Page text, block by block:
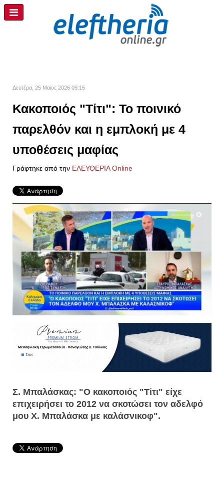
Δευτέρα, 25 Μαϊος 2026 09:15
Κακοποιός "Τίτι": Το ποινικό
παρελθόν και η εμπλοκή με 4
υποθέσεις μαφίας
Γράφτηκε από την ΕΛΕΥΘΕΡΙΑ Online
Σ. Μπαλάσκας: "Ο κακοποιός "Τίτι" είχε
επιχειρήσει το 2012 να σκοτώσει τον αδελφό
μου Χ. Μπαλάσκα με καλάσνικοφ".